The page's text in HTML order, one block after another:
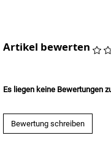
Artikel bewerten
Es liegen keine Bewertungen
Bewertung schreiben